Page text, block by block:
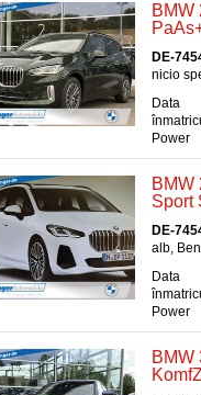
BMW
DE-
nicio
Data
Power
BMW
Sport
DE-
alb,
Data
Power
BMW